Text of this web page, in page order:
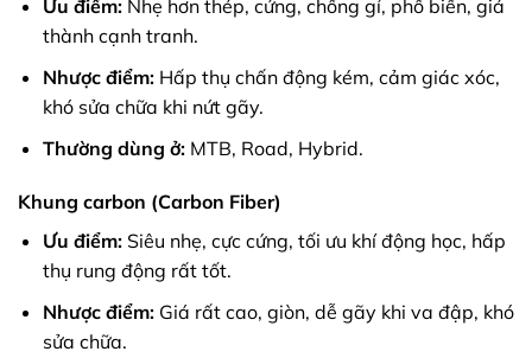
Ưu điểm:Nhẹ hơn thép, cứng, chống gỉ, phổ biến, giá
thành cạnh tranh.
Nhược điểm:Hấp thụ chấn động kém, cảm giác xóc,
khó sửa chữa khi nứt gãy.
Thường dùng ở:MTB, Road, Hybrid.
Khung carbon (Carbon Fiber)
Ưu điểm:Siêu nhẹ, cực cứng, tối ưu khí động học, hấp
thụ rung động rất tốt.
Nhược điểm:Giá rất cao, giòn, dễ gãy khi va đập, khó
sửa chữa.